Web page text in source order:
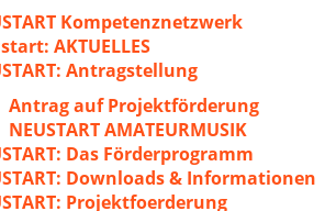
Kompetenznetzwerk
AKTUELLES
Antragstellung
Antrag auf Projektförderung
NEUSTART AMATEURMUSIK
Das Förderprogramm
Downloads & Informationen
Projektfoerderung